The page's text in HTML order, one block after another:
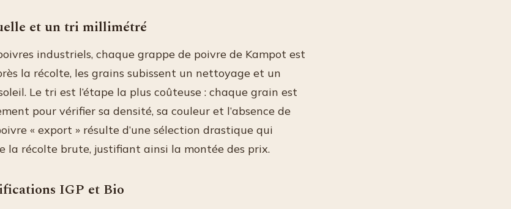
et un tri millimétré
industriels, chaque grappe de poivre de Kampot est
la récolte, les grains subissent un nettoyage et un
Le tri est l’étape la plus coûteuse : chaque grain est
pour vérifier sa densité, sa couleur et l’absence de
« export » résulte d’une sélection drastique qui
la récolte brute, justifiant ainsi la montée des prix.
IGP et Bio